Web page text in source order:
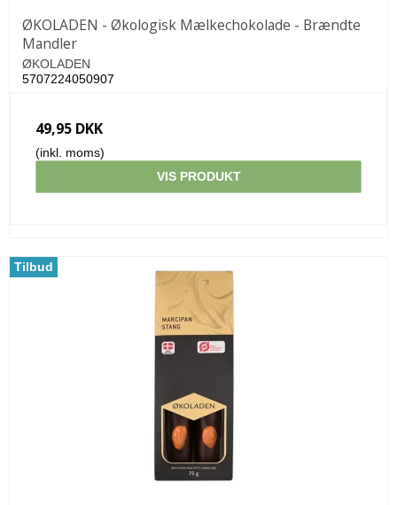
ØKOLADEN - Økologisk Mælkechokolade - Brændte
Mandler
ØKOLADEN
5707224050907
49,95 DKK
(inkl. moms)
VIS PRODUKT
Tilbud